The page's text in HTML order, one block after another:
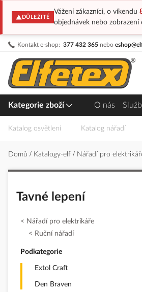
DŮLEŽITÉ
Vážení zákazníci, o víkendu
objednávek nebo
Kontakt e-shop: 377 432 365 nebo
Přejít
obsah
Kategorie zboží O nás
Katalog osvětlení Katalog nářadí
Domů Katalogy-elf Nářadí pro
Tavné lepení
Nářadí pro elektrikáře
Ruční nářadí
Podkategorie
Extol Craft
Den Braven